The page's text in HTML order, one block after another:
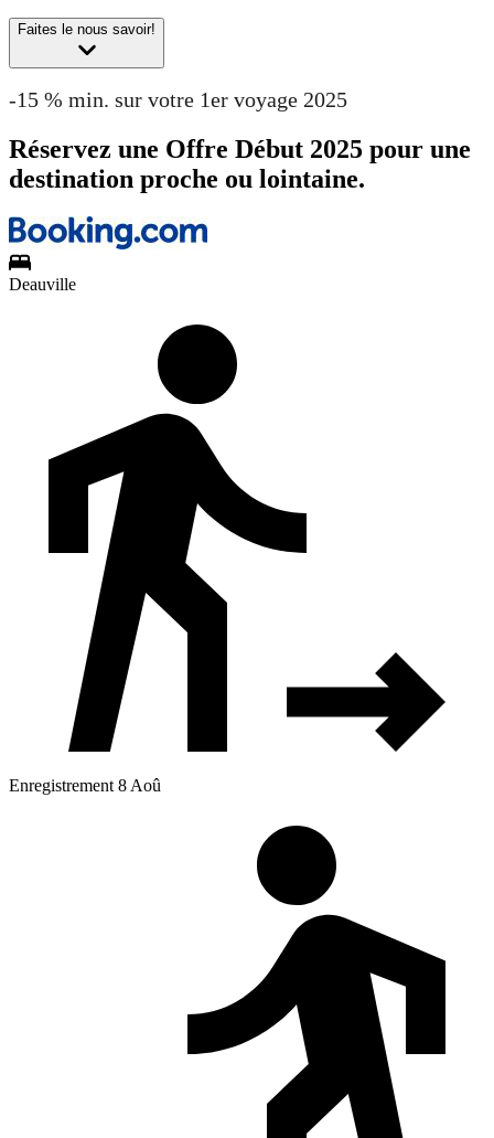
Faites le nous savoir!
-15 % min. sur votre 1er voyage 2025
Réservez une Offre Début 2025 pour une
destination proche ou lointaine.
Deauville
Enregistrement 8 Aoû